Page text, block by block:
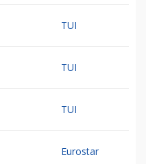
TUI
TUI
TUI
Eurostar